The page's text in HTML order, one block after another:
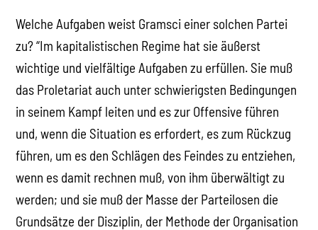
Welche Aufgaben weist Gramsci einer solchen Partei
zu? “Im kapitalistischen Regime hat sie äußerst
wichtige und vielfältige Aufgaben zu erfüllen. Sie muß
das Proletariat auch unter schwierigsten Bedingungen
in seinem Kampf leiten und es zur Offensive führen
und, wenn die Situation es erfordert, es zum Rückzug
führen, um es den Schlägen des Feindes zu entziehen,
wenn es damit rechnen muß, von ihm überwältigt zu
werden; und sie muß der Masse der Parteilosen die
Grundsätze der Disziplin, der Methode der Organisation